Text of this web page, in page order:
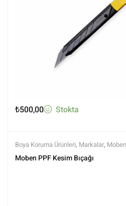
₺500,00 Stokta
Boya Koruma Ürünleri, Markalar, Moben
Kaplama Ürünleri,Tüm Ürünler
Moben PPF Kesim Bıçağı